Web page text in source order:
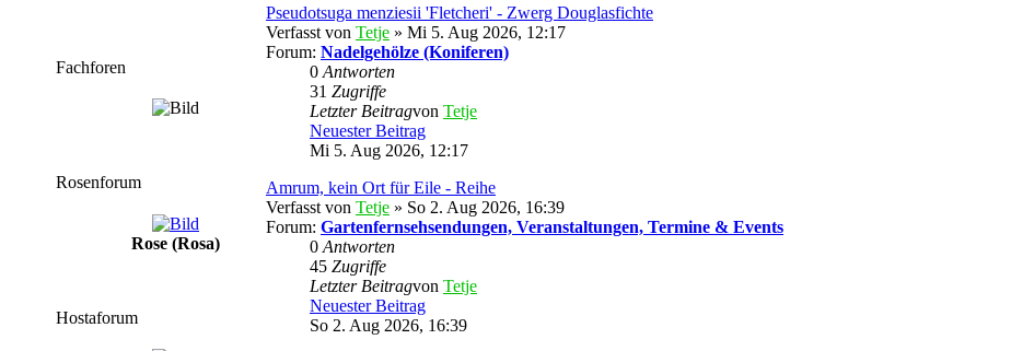
Pseudotsuga menziesii 'Fletcheri' - Zwerg Douglasfichte
Verfasst von Tetje » Mi 5. Aug 2026, 12:17
Forum: Nadelgehölze (Koniferen)
0 Antworten
31 Zugriffe
Letzter Beitragvon Tetje
Neuester Beitrag
Mi 5. Aug 2026, 12:17
Amrum, kein Ort für Eile - Reihe
Verfasst von Tetje » So 2. Aug 2026, 16:39
Forum: Gartenfernsehsendungen, Veranstaltungen, Termine & Events
0 Antworten
45 Zugriffe
Letzter Beitragvon Tetje
Neuester Beitrag
So 2. Aug 2026, 16:39
Fachforen
Rosenforum
Rose (Rosa)
Hostaforum